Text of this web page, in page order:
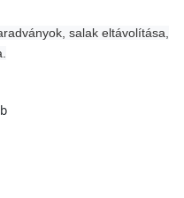
salak eltávolítása,